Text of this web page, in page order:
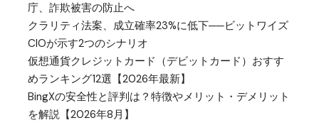
庁、詐欺被害の防止へ
クラリティ法案、成立確率23%に低下──ビットワイズ
CIOが示す2つのシナリオ
仮想通貨クレジットカード（デビットカード）おすす
めランキング12選【2026年最新】
BingXの安全性と評判は？特徴やメリット・デメリット
を解説【2026年8月】